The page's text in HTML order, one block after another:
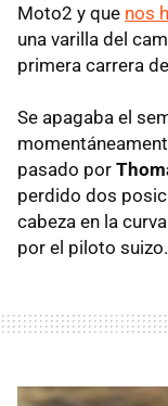
Moto2 y que nos
una varilla del
primera carrera
Se apagaba el
pasado por
perdido dos
cabeza en la
por el piloto suizo.